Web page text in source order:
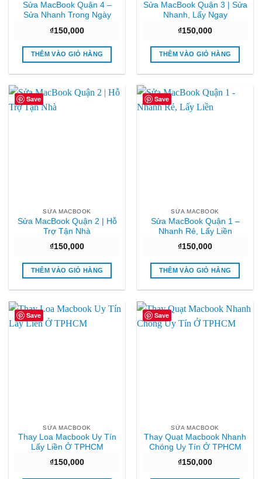
Sửa MacBook Quận 4 –
Sửa Nhanh Trong Ngày
₫150,000
THÊM VÀO GIỎ HÀNG
Sửa MacBook Quận 3 | Sửa
Nhanh, Lấy Ngay
₫150,000
THÊM VÀO GIỎ HÀNG
Save
SỬA MACBOOK
Sửa MacBook Quận 2 | Hỗ
Trợ Tận Nhà
₫150,000
THÊM VÀO GIỎ HÀNG
Save
SỬA MACBOOK
Sửa MacBook Quận 1 –
Nhanh Rẻ, Lấy Liền
₫150,000
THÊM VÀO GIỎ HÀNG
Save
SỬA MACBOOK
Thay Loa Macbook Uy Tín
Lấy Liền Ở TPHCM
₫150,000
Save
SỬA MACBOOK
Thay Quạt Macbook Nhanh
Chóng Uy Tín Ở TPHCM
₫150,000